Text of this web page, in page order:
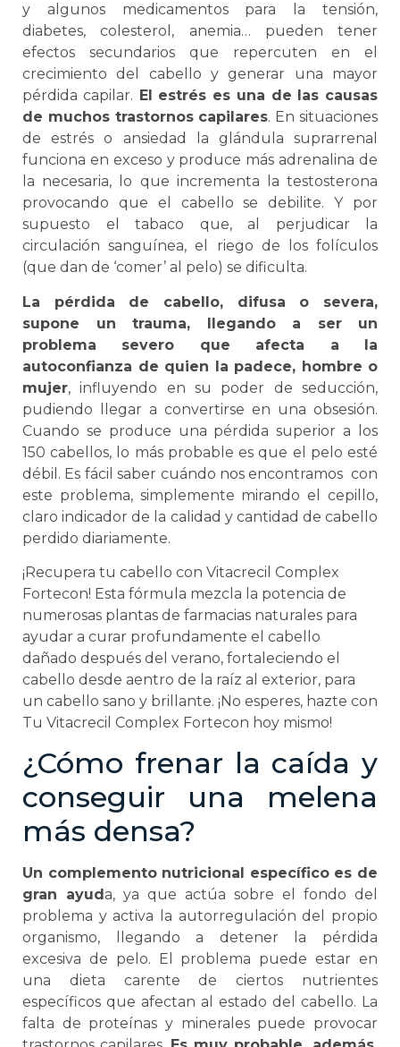
y algunos medicamentos para la tensión,
diabetes, colesterol, anemia… pueden tener
efectos secundarios que repercuten en el
crecimiento del cabello y generar una mayor
pérdida capilar. El estrés es una de las causas
de muchos trastornos capilares. En situaciones
de estrés o ansiedad la glándula suprarrenal
funciona en exceso y produce más adrenalina de
la necesaria, lo que incrementa la testosterona
provocando que el cabello se debilite. Y por
supuesto el tabaco que, al perjudicar la
circulación sanguínea, el riego de los folículos
(que dan de ‘comer’ al pelo) se dificulta.
La pérdida de cabello, difusa o severa,
supone un trauma, llegando a ser un
problema severo que afecta a la
autoconfianza de quien la padece, hombre o
mujer, influyendo en su poder de seducción,
pudiendo llegar a convertirse en una obsesión.
Cuando se produce una pérdida superior a los
150 cabellos, lo más probable es que el pelo esté
débil. Es fácil saber cuándo nos encontramos con
este problema, simplemente mirando el cepillo,
claro indicador de la calidad y cantidad de cabello
perdido diariamente.
¡Recupera tu cabello con Vitacrecil Complex
Fortecon! Esta fórmula mezcl a la potencia de
numerosas plantas de farmacias natural es para
ayudar a curar profundamente el cabello
dañado después del verano, fortal eciendo el
cabello desde aentro de la raíz al exterior, para
un cabello sano y brillante. ¡No esperes, hazte con
Tu Vitacrecil Complex Fortecon hoy mismo!
¿Cómo frenar la caída y
conseguir una melena
más densa?
Un complemento nutricional específico es de
gran ayud a, ya que actúa sobre el fondo del
problema y activa la autorregulación del propio
organismo, llegando a detener la pérdida
excesiva de pelo. El problema puede estar en
una dieta carente de ciertos nutrientes
específicos que afectan al estado del cabello. La
falta de proteínas y minerales puede provocar